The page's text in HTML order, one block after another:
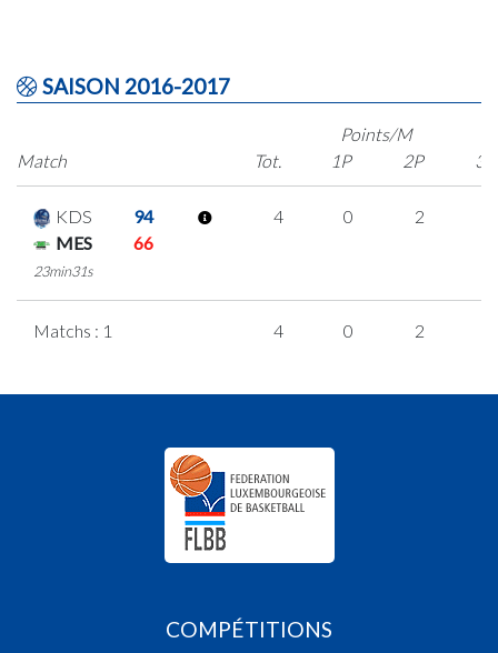
SAISON 2016-2017
Match
Points/M
Tot.
1P 2P 3P
KDS
94
MES
66
23min31s
4 0 2
Matchs : 1 4 0 2
COMPÉTITIONS